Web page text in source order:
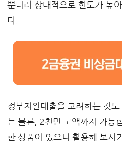
뿐더러 상대적으로 한도가 높
다.
정부지원대출을 고려하는 것도
는 물론, 2천만 고액까지 가능
한 상품이 있으니 활용해 보시